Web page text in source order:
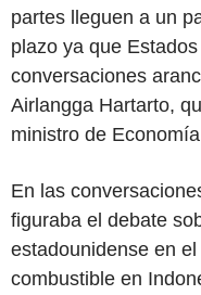
partes lleguen a un
plazo ya que
conversaciones
Airlangga Hartarto,
ministro de
En las
figuraba el debate
estadounidense en
combustible en